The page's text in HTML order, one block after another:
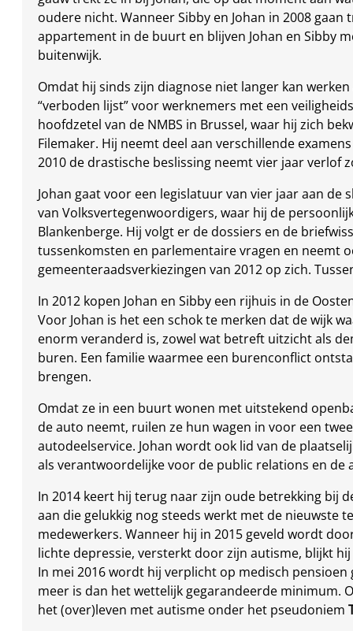
oudere nicht. Wanneer Sibby en Johan in 2008
appartement in de buurt en blijven Johan en Sibby
buitenwijk.
Omdat hij sinds zijn diagnose niet langer kan
“verboden lijst” voor werknemers met een
hoofdzetel van de NMBS in Brussel, waar hij zich
Filemaker. Hij neemt deel aan verschillende
2010 de drastische beslissing neemt vier jaar verlof
Johan gaat voor een legislatuur van vier jaar aan
van Volksvertegenwoordigers, waar hij de
Blankenberge. Hij volgt er de dossiers en de
tussenkomsten en parlementaire vragen en neemt
gemeenteraadsverkiezingen van 2012 op zich.
In 2012 kopen Johan en Sibby een rijhuis in de
Voor Johan is het een schok te merken dat de wijk
enorm veranderd is, zowel wat betreft uitzicht als
buren. Een familie waarmee een burenconflict
brengen.
Omdat ze in een buurt wonen met uitstekend
de auto neemt, ruilen ze hun wagen in voor een
autodeelservice. Johan wordt ook lid van de
als verantwoordelijke voor de public relations en de
In 2014 keert hij terug naar zijn oude betrekking bij
aan die gelukkig nog steeds werkt met de nieuwste
medewerkers. Wanneer hij in 2015 geveld wordt
lichte depressie, versterkt door zijn autisme, blijkt
In mei 2016 wordt hij verplicht op medisch
meer is dan het wettelijk gegarandeerde minimum.
het (over)leven met autisme onder het pseudoniem